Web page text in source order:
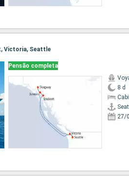
Victoria, Seattle
Pensão completa
8 d
27/